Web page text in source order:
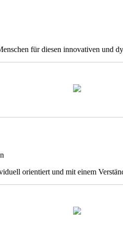
für diesen innovativen und
orientiert und mit einem